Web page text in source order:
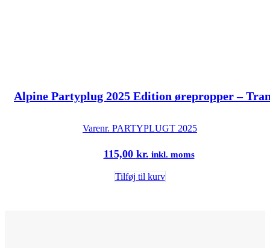
Alpine Partyplug 2025 Edition ørepropper –
Varenr. PARTYPLUGT 2025
115,00 kr. inkl. moms
Tilføj til kurv